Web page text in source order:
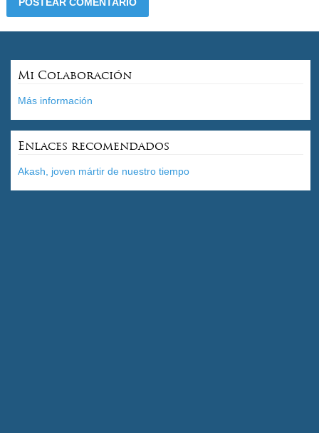
Mi Colaboración
Más información
Enlaces recomendados
Akash, joven mártir de nuestro tiempo